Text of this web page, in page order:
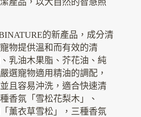
產品，以大自然的智慧照
的新產品，成分清
物提供溫和而有效的清
乳油木果脂、芥花油、純
選寵物適用精油的調配，
且容易沖洗，適合快速清
香氛「雪松花梨木」、
薰衣草雪松」，三種香氛